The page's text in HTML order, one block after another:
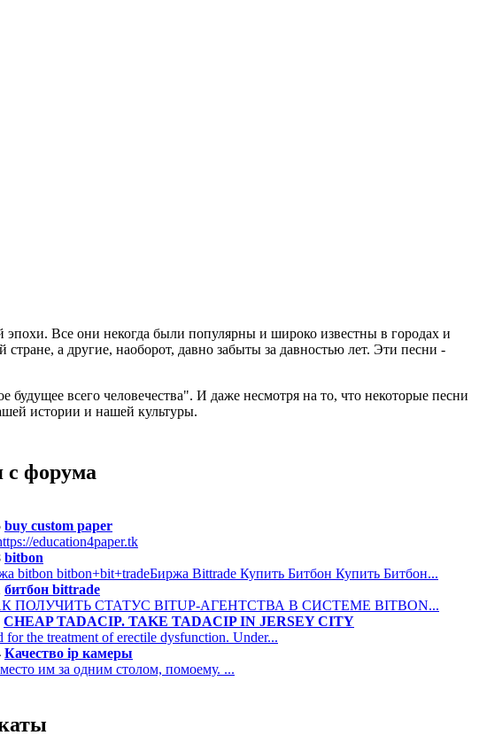
эпохи. Все они некогда были популярны и широко известны в городах и
а другие, наоборот, давно забыты за давностью лет. Эти песни -
всего человечества". И даже несмотря на то, что некоторые песни
истории и нашей культуры.
с форума
buy custom paper
education4paper.tk
bitbon
bitbon bitbon+bit+tradeБиржа Bittrade Купить Битбон Купить Битбон...
битбон bittrade
ПОЛУЧИТЬ СТАТУС BITUP-АГЕНТСТВА В СИСТЕМЕ BITBON...
CHEAP TADACIP. TAKE TADACIP IN JERSEY CITY
for the treatment of erectile dysfunction. Under...
Качество ip камеры
им за одним столом, помоему. ...